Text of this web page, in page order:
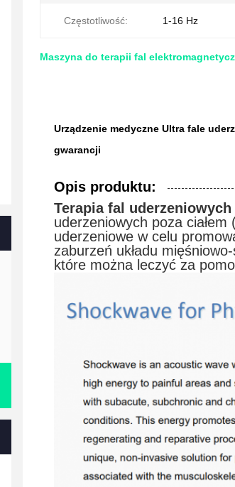
Częstotliwość: 1-16 Hz
Maszyna do terapii fal
Urządzenie medyczne Ultra fale
gwarancji
Opis produktu:
Terapia fal
uderzeniowych poza
uderzeniowe w celu
zaburzeń układu
które można leczyć za